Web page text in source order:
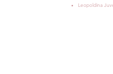
Leopoldina